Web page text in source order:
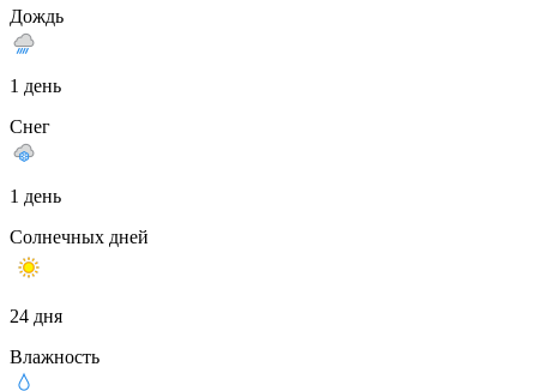
Дождь
1 день
Снег
1 день
Солнечных дней
24 дня
Влажность